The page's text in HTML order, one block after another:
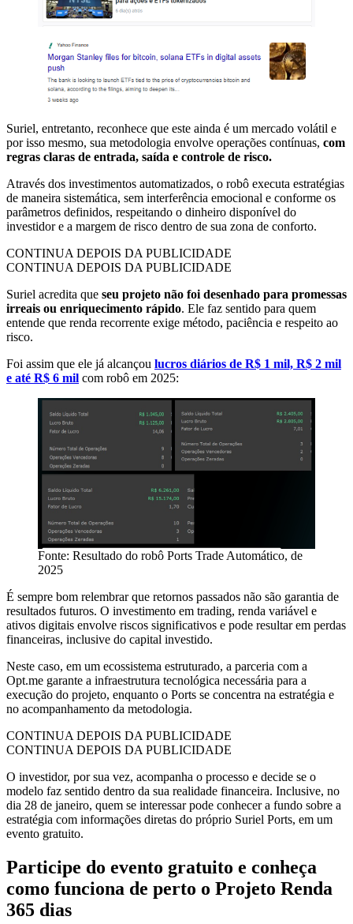
Suriel, entretanto, reconhece que este ainda é um mercado volátil e
por isso mesmo, sua metodologia envolve operações contínuas, com
regras claras de entrada, saída e controle de risco.
Através dos investimentos automatizados, o robô executa estratégias
de maneira sistemática, sem interferência emocional e conforme os
parâmetros definidos, respeitando o dinheiro disponível do
investidor e a margem de risco dentro de sua zona de conforto.
CONTINUA DEPOIS DA PUBLICIDADE
CONTINUA DEPOIS DA PUBLICIDADE
Suriel acredita que seu projeto não foi desenhado para promessas
irreais ou enriquecimento rápido. Ele faz sentido para quem
entende que renda recorrente exige método, paciência e respeito ao
risco.
Foi assim que ele já alcançou lucros diários de R$ 1 mil, R$ 2 mil
e até R$ 6 mil com robô em 2025:
Fonte: Resultado do robô Ports Trade Automático, de
2025
É sempre bom relembrar que retornos passados não são garantia de
resultados futuros. O investimento em trading, renda variável e
ativos digitais envolve riscos significativos e pode resultar em perdas
financeiras, inclusive do capital investido.
Neste caso, em um ecossistema estruturado, a parceria com a
Opt.me garante a infraestrutura tecnológica necessária para a
execução do projeto, enquanto o Ports se concentra na estratégia e
no acompanhamento da metodologia.
CONTINUA DEPOIS DA PUBLICIDADE
CONTINUA DEPOIS DA PUBLICIDADE
O investidor, por sua vez, acompanha o processo e decide se o
modelo faz sentido dentro da sua realidade financeira. Inclusive, no
dia 28 de janeiro, quem se interessar pode conhecer a fundo sobre a
estratégia com informações diretas do próprio Suriel Ports, em um
evento gratuito.
Participe do evento gratuito e conheça
como funciona de perto o Projeto Renda
365 dias